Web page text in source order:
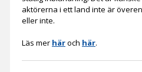
aktörerna i ett land inte är
eller inte.
Läs mer häroch här.